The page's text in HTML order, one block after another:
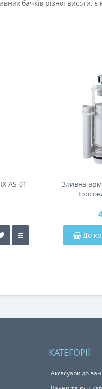
бачків різної висоти,
AS-01
Зливна
До
КАТЕГОРІЇ
Аксесуари до